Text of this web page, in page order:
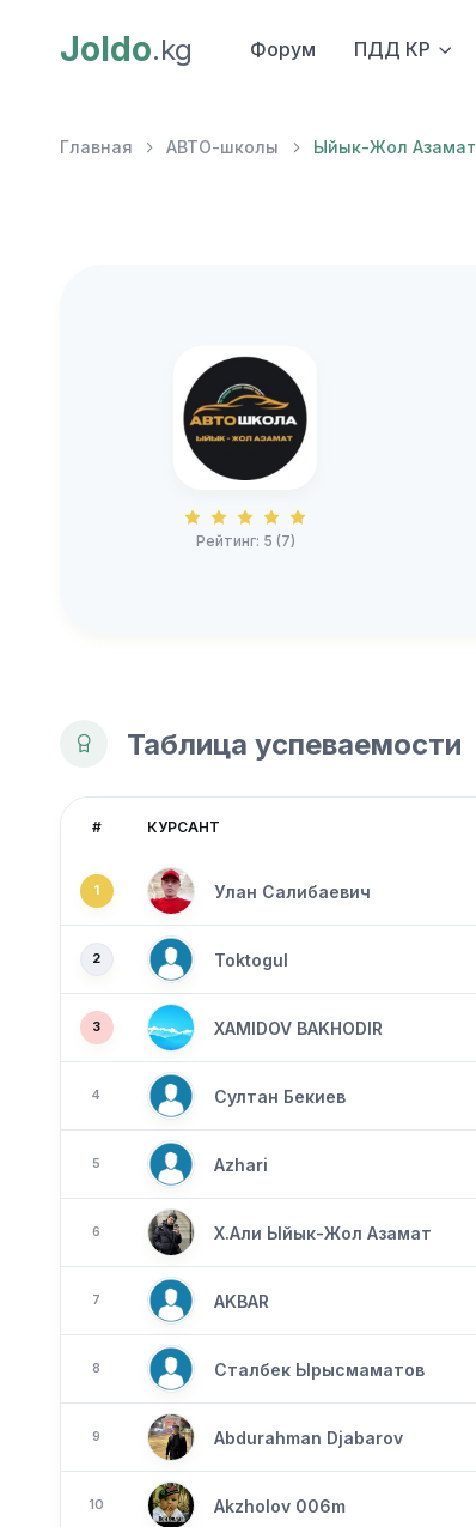
Joldo.kg Форум ПДД КР
Главная АВТО-школы Ыйык-Жол Азамат
Рейтинг: 5 (7)
Таблица успеваемости
# КУРСАНТ
1 Улан Салибаевич
2 Toktogul
3 XAMIDOV BAKHODIR
4 Султан Бекиев
5 Azhari
6 Х.Али Ыйык-Жол Азамат
7 AKBAR
8 Сталбек Ырысмаматов
9 Abdurahman Djabarov
10 Akzholov 006m